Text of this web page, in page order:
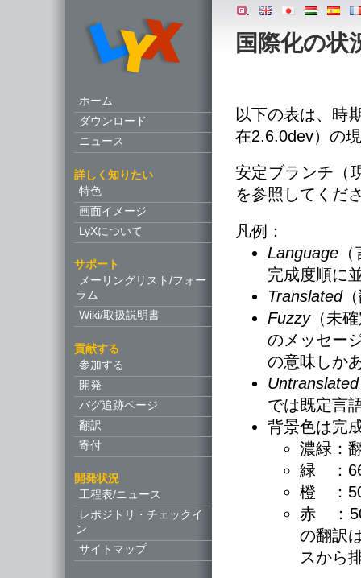
国際化の状
:
ホーム
ダウンロード
ニュース
詳しく知りたい
特色
画面イメージ
LyXについて
サポート
メーリングリスト/フォー
ラム
Wiki/取扱説明書
貢献する
参加する
開発
バグ追跡ページ
翻訳
寄付
開発状況
工程表/ニュース
レポジトリ・チェックイ
ン
サイトマップ
以下の表は、時
在2.6.0dev）の
安定ブランチ（
を参照してくだ
凡例：
Language
完成度順に
Translated
Fuzzy（未
のメッセー
の意味しか
Untranslated
では既定言
背景色は完
濃緑：
緑 ：66
橙 ：50
赤 ：
の翻訳
スから